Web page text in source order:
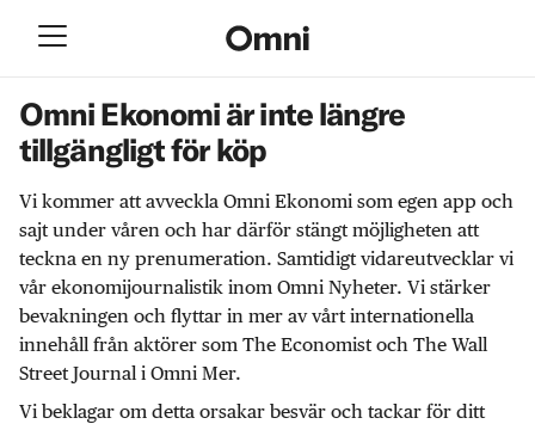
Omni Ekonomi är inte längre
tillgängligt för köp
Vi kommer att avveckla Omni Ekonomi som egen app och
sajt under våren och har därför stängt möjligheten att
teckna en ny prenumeration. Samtidigt vidareutvecklar vi
vår ekonomijournalistik inom Omni Nyheter. Vi stärker
bevakningen och flyttar in mer av vårt internationella
innehåll från aktörer som The Economist och The Wall
Street Journal i Omni Mer.
Vi beklagar om detta orsakar besvär och tackar för ditt